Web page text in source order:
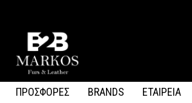
ΠΡΟΣΦΟΡΕΣ BRANDS ΕΤΑΙΡΕΙΑ